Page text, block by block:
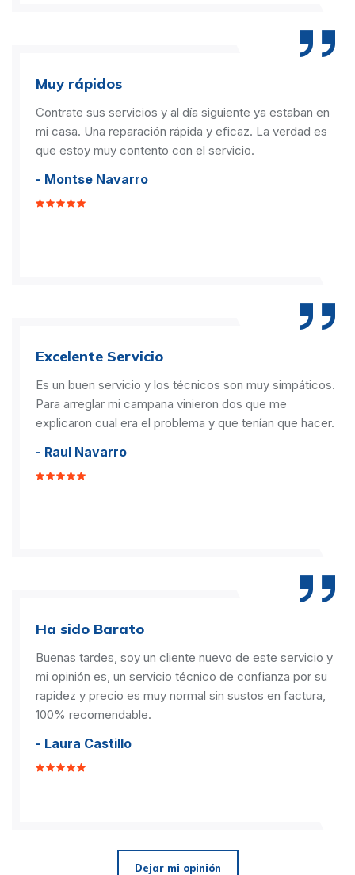
Muy rápidos
Contrate sus servicios y al día siguiente ya estaban en
mi casa. Una reparación rápida y eficaz. La verdad es
que estoy muy contento con el servicio.
- Montse Navarro
Excelente Servicio
Es un buen servicio y los técnicos son muy simpáticos.
Para arreglar mi campana vinieron dos que me
explicaron cual era el problema y que tenían que hacer.
- Raul Navarro
Ha sido Barato
Buenas tardes, soy un cliente nuevo de este servicio y
mi opinión es, un servicio técnico de confianza por su
rapidez y precio es muy normal sin sustos en factura,
100% recomendable.
- Laura Castillo
Dejar mi opinión